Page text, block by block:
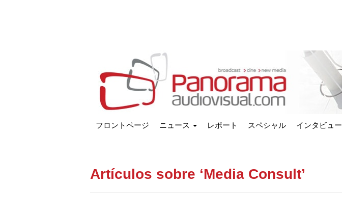
フロントページ ニュース レポート スペシャル インタビュー
Artículos sobre ‘Media Consult’